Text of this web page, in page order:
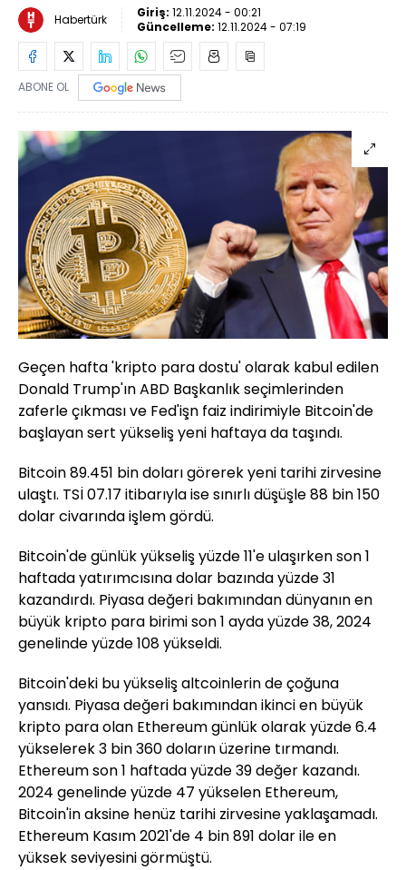
Habertürk Giriş: 12.11.2024 - 00:21
Güncelleme: 12.11.2024 - 07:19
ABONE OL
Geçen hafta 'kripto para dostu' olarak kabul edilen
Donald Trump'ın ABD Başkanlık seçimlerinden
zaferle çıkması ve Fed'işn faiz indirimiyle Bitcoin'de
başlayan sert yükseliş yeni haftaya da taşındı.
Bitcoin 89.451 bin doları görerek yeni tarihi zirvesine
ulaştı. TSİ 07.17 itibarıyla ise sınırlı düşüşle 88 bin 150
dolar civarında işlem gördü.
Bitcoin'de günlük yükseliş yüzde 11'e ulaşırken son 1
haftada yatırımcısına dolar bazında yüzde 31
kazandırdı. Piyasa değeri bakımından dünyanın en
büyük kripto para birimi son 1 ayda yüzde 38, 2024
genelinde yüzde 108 yükseldi.
Bitcoin'deki bu yükseliş altcoinlerin de çoğuna
yansıdı. Piyasa değeri bakımından ikinci en büyük
kripto para olan Ethereum günlük olarak yüzde 6.4
yükselerek 3 bin 360 doların üzerine tırmandı.
Ethereum son 1 haftada yüzde 39 değer kazandı.
2024 genelinde yüzde 47 yükselen Ethereum,
Bitcoin'in aksine henüz tarihi zirvesine yaklaşamadı.
Ethereum Kasım 2021'de 4 bin 891 dolar ile en
yüksek seviyesini görmüştü.